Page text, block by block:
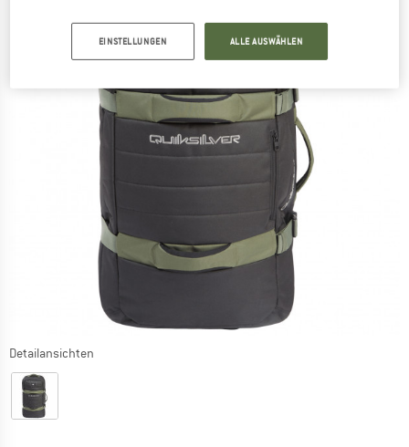
Detailansichten
EINSTELLUNGEN ALLE AUSWÄHLEN